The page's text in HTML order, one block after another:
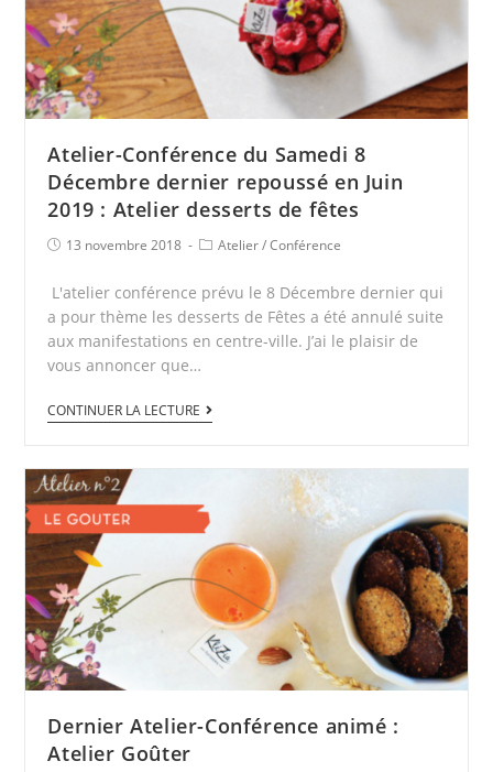
Atelier-Conférence du Samedi 8
Décembre dernier repoussé en Juin
2019 : Atelier desserts de fêtes
13 novembre 2018 Atelier / Conférence
L'atelier conférence prévu le 8 Décembre dernier qui
a pour thème les desserts de Fêtes a été annulé suite
aux manifestations en centre-ville. J’ai le plaisir de
vous annoncer que…
CONTINUER LA LECTURE
Dernier Atelier-Conférence animé :
Atelier Goûter